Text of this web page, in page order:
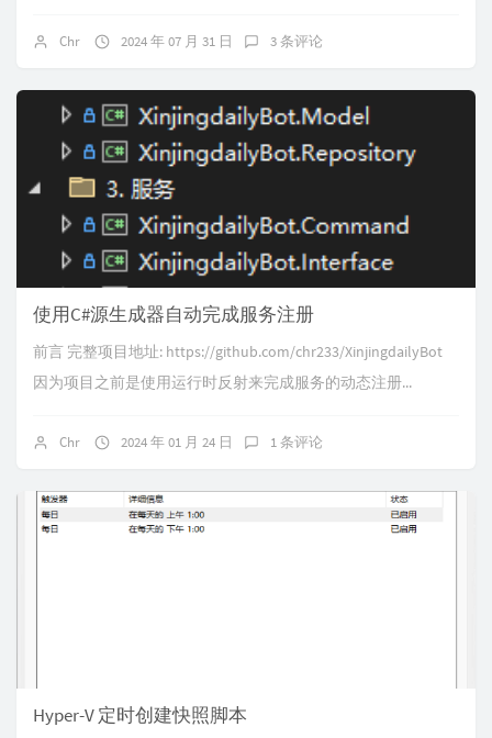
Chr 2024 年 07 月 31 日 3 条评论
使用C#源生成器自动完成服务注册
前言 完整项目地址: https://github.com/chr233/XinjingdailyBot
因为项目之前是使用运行时反射来完成服务的动态注册...
Chr 2024 年 01 月 24 日 1 条评论
Hyper-V 定时创建快照脚本